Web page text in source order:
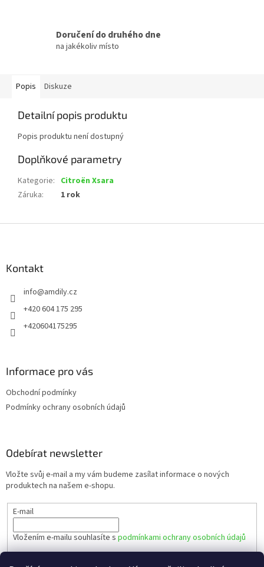
Doručení do druhého dne
na jakékoliv místo
Popis Diskuze
Detailní popis produktu
Popis produktu není dostupný
Doplňkové parametry
Kategorie: Citroën Xsara
Záruka: 1 rok
Kontakt
info@amdily.cz
+420 604 175 295
+420604175295
Informace pro vás
Obchodní podmínky
Podmínky ochrany osobních údajů
Odebírat newsletter
Vložte svůj e-mail a my vám budeme zasílat informace o nových
produktech na našem e-shopu.
E-mail
Vložením e-mailu souhlasíte s podmínkami ochrany osobních údajů
PŘIHLÁSIT SE